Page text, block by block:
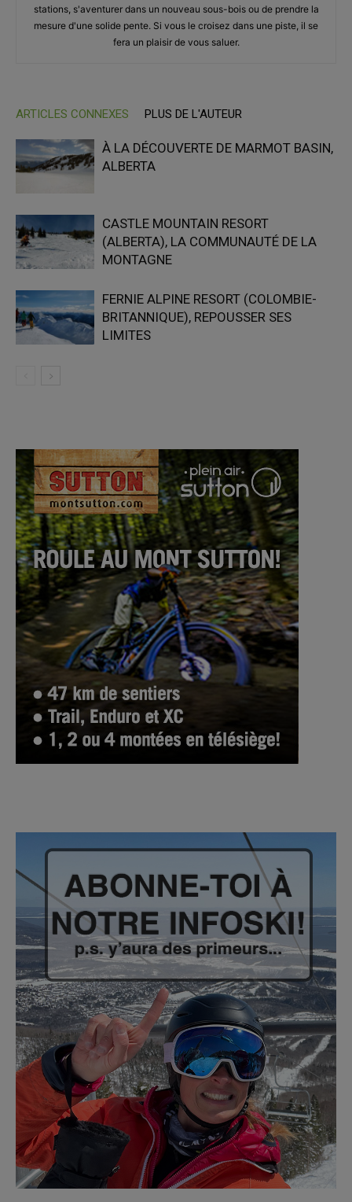
stations, s'aventurer dans un nouveau sous-bois ou de prendre la
mesure d'une solide pente. Si vous le croisez dans une piste, il se
fera un plaisir de vous saluer.
ARTICLES CONNEXES PLUS DE L'AUTEUR
À LA DÉCOUVERTE DE MARMOT BASIN,
ALBERTA
CASTLE MOUNTAIN RESORT
(ALBERTA), LA COMMUNAUTÉ DE LA
MONTAGNE
FERNIE ALPINE RESORT (COLOMBIE-
BRITANNIQUE), REPOUSSER SES
LIMITES